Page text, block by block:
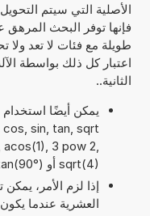
الأصلية التي سيتم
فإنها توفر البحث المرهق
طويلة مع فئات لا تعد
اعتبار كل ذلك بواسطة
الثانية..
3 pow 2,
sqrt(4) أو tan(90°)
إذا لزم الأمر،
العشرية عندما